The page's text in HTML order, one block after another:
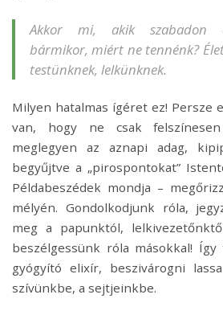
Akkor mi, akik szabadon
bármikor, miért ne tennénk?
testünknek, lelkünknek.
Milyen hatalmas ígéret ez! Persze
van, hogy ne csak felszínesen
meglegyen az aznapi adag,
begyűjtve a „pirospontokat”
Példabeszédek mondja –
mélyén. Gondolkodjunk róla,
meg a papunktól,
beszélgessünk róla másokkal!
gyógyító elixír, beszivárogni
szívünkbe, a sejtjeinkbe.